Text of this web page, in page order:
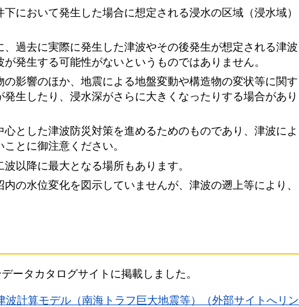
において発生した場合に想定される浸水の区域（浸水域）
過去に実際に発生した津波やその後発生が想定される津波
発生する可能性がないというものではありません。
影響のほか、地震による地盤変動や構造物の変状等に関す
生したり、浸水深がさらに大きくなったりする場合があり
とした津波防災対策を進めるためのものであり、津波によ
とに御注意ください。
以降に最大となる場所もあります。
の水位変化を図示していませんが、津波の遡上等により、
ータカタログサイトに掲載しました。
計算モデル（南海トラフ巨大地震等）（外部サイトへリン